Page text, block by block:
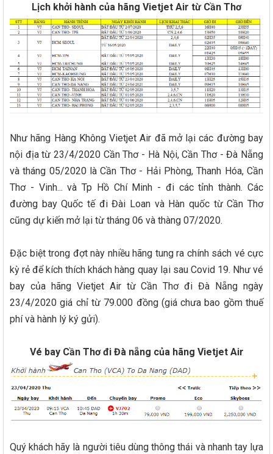
Lịch khởi hành của hãng Vietjet Air từ Cần Thơ
Như hãng Hàng Không Vietjet Air đã mở lại các đường bay
nội địa từ 23/4/2020 Cần Thơ - Hà Nội, Cần Thơ - Đà Nẵng
và tháng 05/2020 là Cần Thơ - Hải Phòng, Thanh Hóa, Cần
Thơ - Vinh... và Tp Hồ Chí Minh - đi các tỉnh thành. Các
đường bay Quốc tế đi Đài Loan và Hàn quốc từ Cần Thơ
cũng dự kiến mở lại từ tháng 06 và thàng 07/2020.
Đặc biệt trong đợt này nhiều hãng tung ra chính sách vé cực
kỳ rẻ để kích thích khách hàng quay lại sau Covid 19. Như vé
bay của hãng Vietjet Air từ Cần Thơ đi Đà Nẵng ngày
23/4/2020 giá chỉ từ 79.000 đồng (giá chưa bao gồm thuế
phí và hành lý ký gửi).
Vé bay Cần Thơ đi Đà nẵng của hãng Vietjet Air
Quý khách hãy là người tiêu dùng thông thái và nhanh tay lựa